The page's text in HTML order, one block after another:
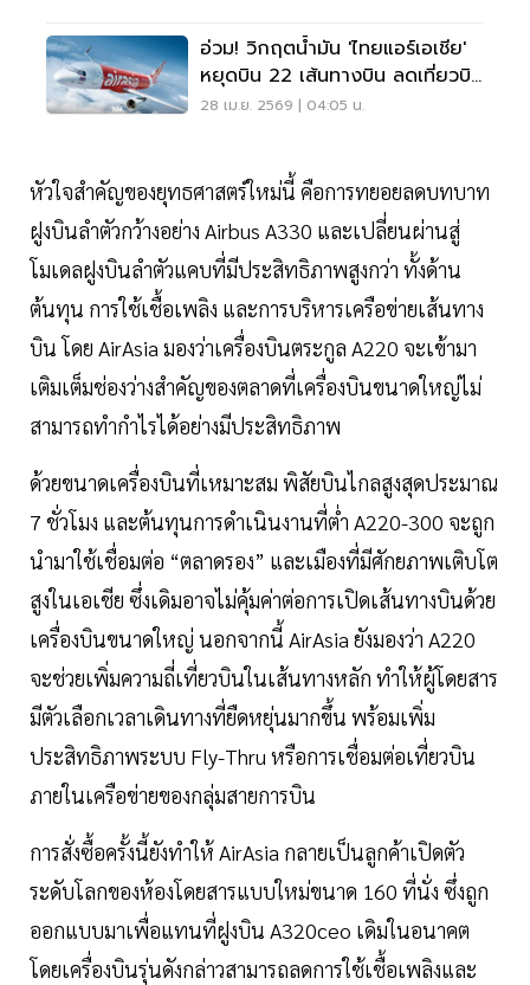
อ่วม! วิกฤตน้ำมัน 'ไทยแอร์เอเชีย'
หยุดบิน 22 เส้นทางบิน ลดเที่ยวบิน
30 % พ.ค.–มิ.ย.นี้
28 เม.ย. 2569 | 04:05 น.
หัวใจสำคัญของยุทธศาสตร์ใหม่นี้ คือการทยอยลดบทบาท
ฝูงบินลำตัวกว้างอย่าง Airbus A330 และเปลี่ยนผ่านสู่
โมเดลฝูงบินลำตัวแคบที่มีประสิทธิภาพสูงกว่า ทั้งด้าน
ต้นทุน การใช้เชื้อเพลิง และการบริหารเครือข่ายเส้นทาง
บิน โดย AirAsia มองว่าเครื่องบินตระกูล A220 จะเข้ามา
เติมเต็มช่องว่างสำคัญของตลาดที่เครื่องบินขนาดใหญ่ไม่
สามารถทำกำไรได้อย่างมีประสิทธิภาพ
ด้วยขนาดเครื่องบินที่เหมาะสม พิสัยบินไกลสูงสุดประมาณ
7 ชั่วโมง และต้นทุนการดำเนินงานที่ต่ำ A220-300 จะถูก
นำมาใช้เชื่อมต่อ “ตลาดรอง” และเมืองที่มีศักยภาพเติบโต
สูงในเอเชีย ซึ่งเดิมอาจไม่คุ้มค่าต่อการเปิดเส้นทางบินด้วย
เครื่องบินขนาดใหญ่ นอกจากนี้ AirAsia ยังมองว่า A220
จะช่วยเพิ่มความถี่เที่ยวบินในเส้นทางหลัก ทำให้ผู้โดยสาร
มีตัวเลือกเวลาเดินทางที่ยืดหยุ่นมากขึ้น พร้อมเพิ่ม
ประสิทธิภาพระบบ Fly-Thru หรือการเชื่อมต่อเที่ยวบิน
ภายในเครือข่ายของกลุ่มสายการบิน
การสั่งซื้อครั้งนี้ยังทำให้ AirAsia กลายเป็นลูกค้าเปิดตัว
ระดับโลกของห้องโดยสารแบบใหม่ขนาด 160 ที่นั่ง ซึ่งถูก
ออกแบบมาเพื่อแทนที่ฝูงบิน A320ceo เดิมในอนาคต
โดยเครื่องบินรุ่นดังกล่าวสามารถลดการใช้เชื้อเพลิงและ